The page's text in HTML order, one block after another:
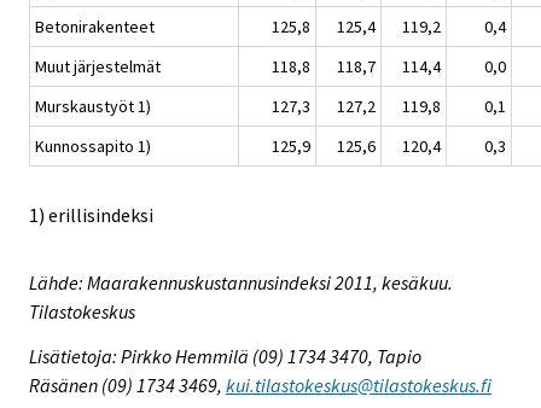
Betonirakenteet
125,8 125,4 119,2
0,4
Muut järjestelmät
118,8 118,7 114,4
0,0
Murskaustyöt 1)
127,3 127,2 119,8
0,1
Kunnossapito 1)
125,9 125,6 120,4 0,3
1) erillisindeksi
Lähde: Maarakennuskustannusindeksi 2011, kesäkuu.
Tilastokeskus
Lisätietoja: Pirkko Hemmilä (09) 1734 3470, Tapio
Räsänen (09) 1734 3469, kui.tilastokeskus@tilastokeskus.fi